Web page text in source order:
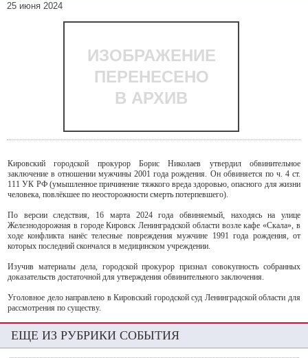
25 июня 2024
ИЗОБРАЖЕНИЕ
ПЕРЕНЕСЕНО
В АРХИВ
Кировский городской прокурор Борис Николаев утвердил обвинительное
заключение в отношении мужчины 2001 года рождения. Он обвиняется по ч. 4 ст.
111 УК РФ (умышленное причинение тяжкого вреда здоровью, опасного для жизни
человека, повлёкшее по неосторожности смерть потерпевшего).
По версии следствия, 16 марта 2024 года обвиняемый, находясь на улице
Железнодорожная в городе Кировск Ленинградской области возле кафе «Скала», в
ходе конфликта нанёс телесные повреждения мужчине 1991 года рождения, от
которых последний скончался в медицинском учреждении.
Изучив материалы дела, городской прокурор признал совокупность собранных
доказательств достаточной для утверждения обвинительного заключения.
Уголовное дело направлено в Кировский городской суд Ленинградской области для
рассмотрения по существу.
ЕЩЕ ИЗ РУБРИКИ СОБЫТИЯ